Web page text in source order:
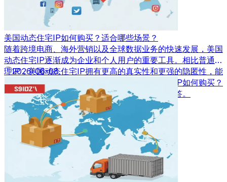
美国动态住宅IP如何购买？适合哪些场景？
随着跨境电商、海外营销以及全球数据业务的快速发展，美国
动态住宅IP逐渐成为企业和个人用户的重要工具。相比普通代
理IP，美国动态住宅IP拥有更高的真实性和更强的隐匿性，能
够满足多种业务场景需求。那么，美国动态住宅IP如何购买？
又适合应用在哪些场景中呢？本文将为您详细解答。
2026-06-08